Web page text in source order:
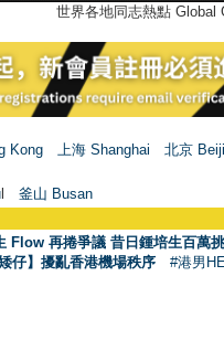
世界各地同志熱點
Kong 上海 Shanghai
北京
l 釜山 Busan
Flow 再捲爭議 昔日鍾培生百萬
仔】擾亂香港機場秩序 #港男